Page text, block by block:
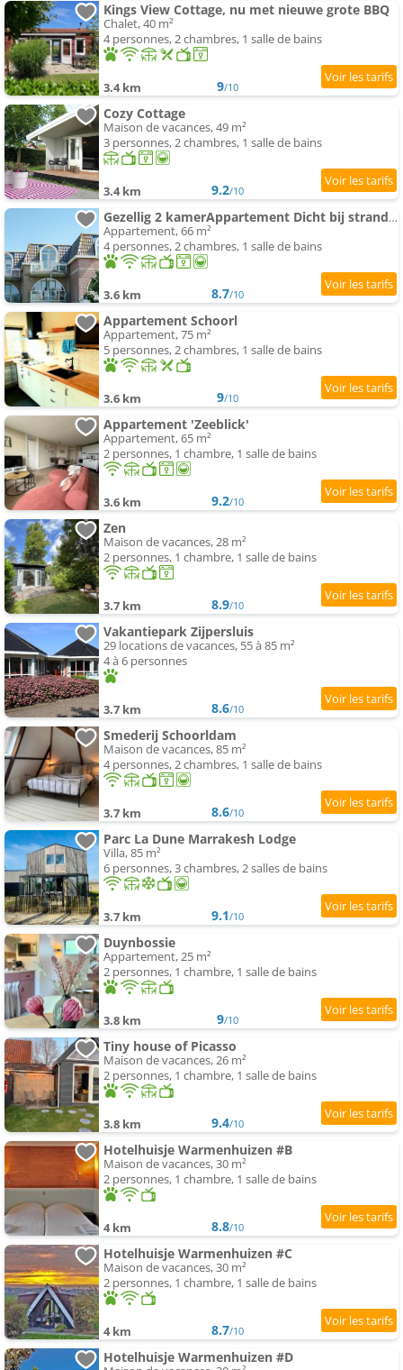
Kings View Cottage, nu met nieuwe grote BBQ
Chalet, 40 m²
4 personnes, 2 chambres, 1 salle de bains
3.4 km 9/10
Cozy Cottage
Maison de vacances, 49 m²
3 personnes, 2 chambres, 1 salle de bains
3.4 km 9.2/10
Gezellig 2 kamerAppartement Dicht bij strand en natuur!
Appartement, 66 m²
4 personnes, 2 chambres, 1 salle de bains
3.6 km 8.7/10
Appartement Schoorl
Appartement, 75 m²
5 personnes, 2 chambres, 1 salle de bains
3.6 km 9/10
Appartement 'Zeeblick'
Appartement, 65 m²
2 personnes, 1 chambre, 1 salle de bains
3.6 km 9.2/10
Zen
Maison de vacances, 28 m²
2 personnes, 1 chambre, 1 salle de bains
3.7 km 8.9/10
Vakantiepark Zijpersluis
29 locations de vacances, 55 à 85 m²
4 à 6 personnes
3.7 km 8.6/10
Smederij Schoorldam
Maison de vacances, 85 m²
4 personnes, 2 chambres, 1 salle de bains
3.7 km 8.6/10
Parc La Dune Marrakesh Lodge
Villa, 85 m²
6 personnes, 3 chambres, 2 salles de bains
3.7 km 9.1/10
Duynbossie
Appartement, 25 m²
2 personnes, 1 chambre, 1 salle de bains
3.8 km 9/10
Tiny house of Picasso
Maison de vacances, 26 m²
2 personnes, 1 chambre, 1 salle de bains
3.8 km 9.4/10
Hotelhuisje Warmenhuizen #B
Maison de vacances, 30 m²
2 personnes, 1 chambre, 1 salle de bains
4 km 8.8/10
Hotelhuisje Warmenhuizen #C
Maison de vacances, 30 m²
2 personnes, 1 chambre, 1 salle de bains
4 km 8.7/10
Hotelhuisje Warmenhuizen #D